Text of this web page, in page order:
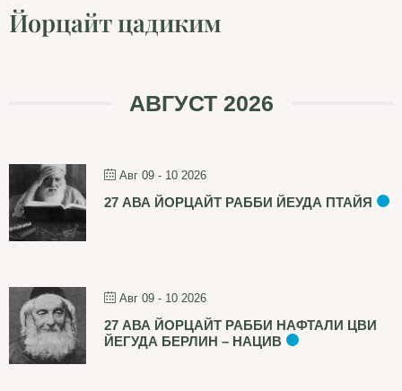
Йорцайт цадиким
АВГУСТ 2026
Авг 09 - 10 2026
27 АВА ЙОРЦАЙТ РАББИ ЙЕУДА ПТАЙЯ
Авг 09 - 10 2026
27 АВА ЙОРЦАЙТ РАББИ НАФТАЛИ ЦВИ
ЙЕГУДА БЕРЛИН – НАЦИВ